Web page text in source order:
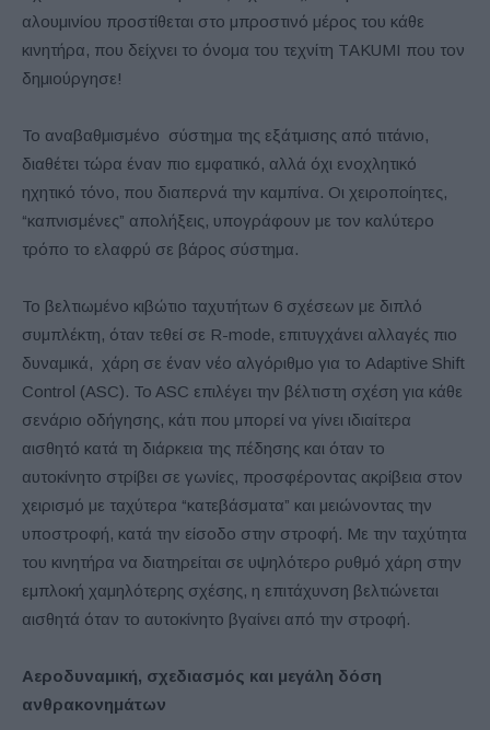
αλουμινίου προστίθεται στο μπροστινό μέρος του κάθε
κινητήρα, που δείχνει το όνομα του τεχνίτη ΤAKUMI που τον
δημιούργησε!
Το αναβαθμισμένο σύστημα της εξάτμισης από τιτάνιο,
διαθέτει τώρα έναν πιο εμφατικό, αλλά όχι ενοχλητικό
ηχητικό τόνο, που διαπερνά την καμπίνα. Οι χειροποίητες,
“καπνισμένες” απολήξεις, υπογράφουν με τον καλύτερο
τρόπο το ελαφρύ σε βάρος σύστημα.
Το βελτιωμένο κιβώτιο ταχυτήτων 6 σχέσεων με διπλό
συμπλέκτη, όταν τεθεί σε R-mode, επιτυγχάνει αλλαγές πιο
δυναμικά, χάρη σε έναν νέο αλγόριθμο για το Adaptive Shift
Control (ASC). To ASC επιλέγει την βέλτιστη σχέση για κάθε
σενάριο οδήγησης, κάτι που μπορεί να γίνει ιδιαίτερα
αισθητό κατά τη διάρκεια της πέδησης και όταν το
αυτοκίνητο στρίβει σε γωνίες, προσφέροντας ακρίβεια στον
χειρισμό με ταχύτερα “κατεβάσματα” και μειώνοντας την
υποστροφή, κατά την είσοδο στην στροφή. Με την ταχύτητα
του κινητήρα να διατηρείται σε υψηλότερο ρυθμό χάρη στην
εμπλοκή χαμηλότερης σχέσης, η επιτάχυνση βελτιώνεται
αισθητά όταν το αυτοκίνητο βγαίνει από την στροφή.
Αεροδυναμική, σχεδιασμός και μεγάλη δόση
ανθρακονημάτων